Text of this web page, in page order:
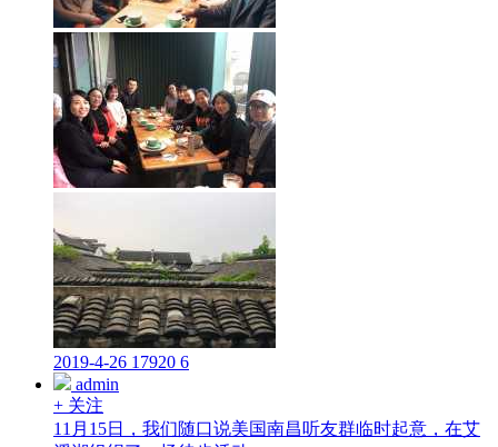
2019-4-26 17920 6
admin
+ 关注
11月15日，我们随口说美国南昌听友群临时起意，在艾